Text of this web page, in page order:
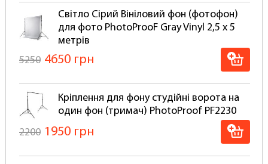
паперовими фотофонами. Порвати вініловий
фон просто неможливо!
Супер стійкі до механічних та фізичних
впливів
Мають матове покриття антивідблиску
засобами, залежно від типу забруднення
Не промокають і не псуються при
використанні для Аква-студій та зйомок із
застосуванням води, бризків та піни, його
досить просто протерти губкою
Світло Сірий Вініловий фон (фотофон)
для фото PhotoProoF Gray Vinyl 2,5 х 5
метрів
5250 4650 грн
Кріплення для фону студійні ворота на
один фон (тримач) PhotoProof PF2230
2200 1950 грн